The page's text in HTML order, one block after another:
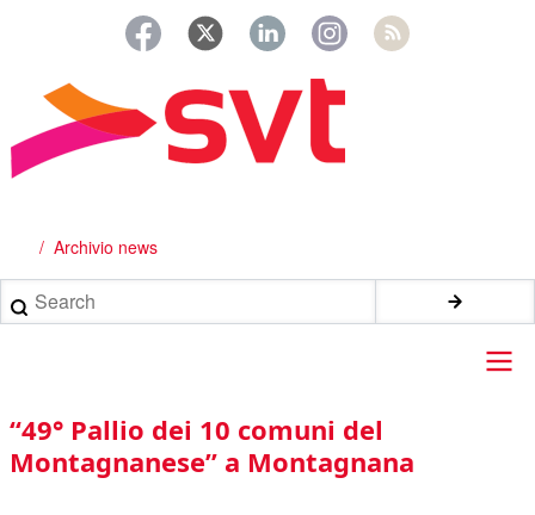
principale
Briciole
di
pane
Archivio news
Search
Main
navigation
“49° Pallio dei 10 comuni del
Montagnanese” a Montagnana